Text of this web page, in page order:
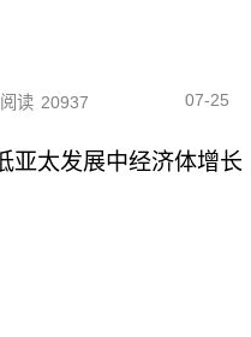
阅读 20937 07-25
亚太发展中经济体增长